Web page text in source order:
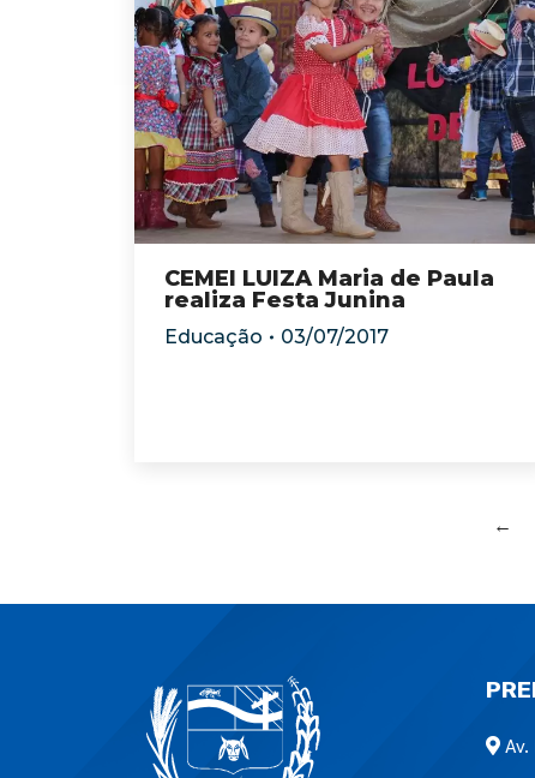
CEMEI LUIZA Maria de Paula
realiza Festa Junina
Educação 03/07/2017
←
Av.